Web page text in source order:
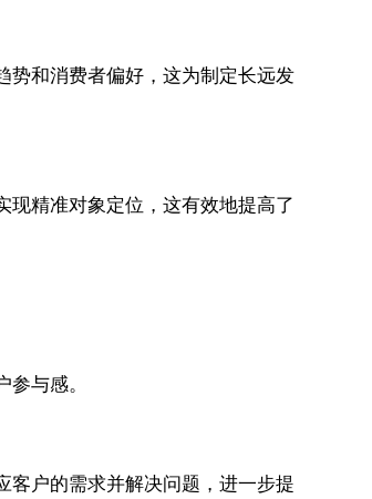
势和消费者偏好，这为制定长远发
现精准对象定位，这有效地提高了
与感。
客户的需求并解决问题，进一步提